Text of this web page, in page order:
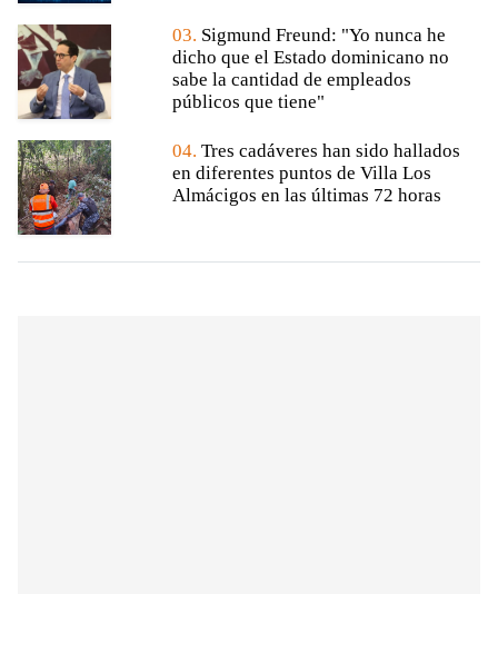
03. Sigmund Freund: "Yo nunca he
dicho que el Estado dominicano no
sabe la cantidad de empleados
públicos que tiene"
04. Tres cadáveres han sido hallados
en diferentes puntos de Villa Los
Almácigos en las últimas 72 horas